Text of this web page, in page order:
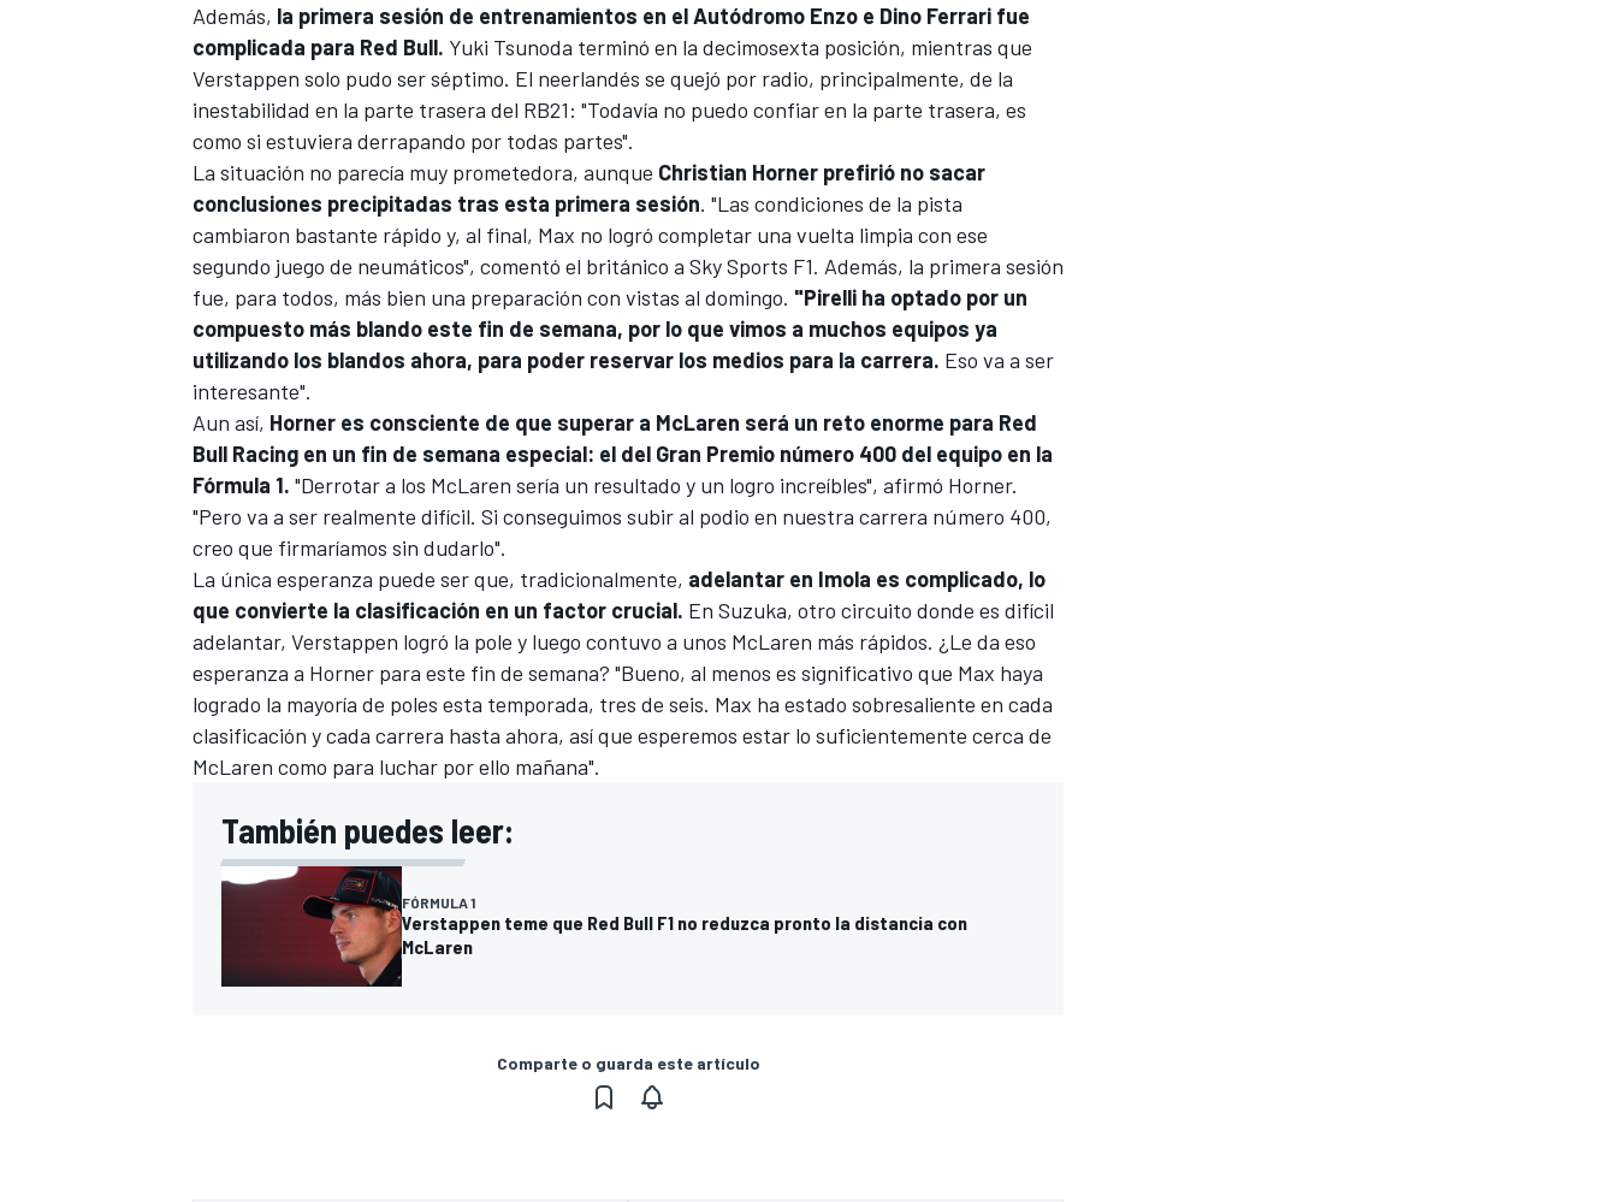
MÁS CATEGORÍAS
Además, la primera sesión de entrenamientos en el Autódromo Enzo e Dino Ferrari fue
complicada para Red Bull. Yuki Tsunoda terminó en la decimosexta posición, mientras que
Verstappen solo pudo ser séptimo. El neerlandés se quejó por radio, principalmente, de la
inestabilidad en la parte trasera del RB21: "Todavía no puedo confiar en la parte trasera, es
como si estuviera derrapando por todas partes".
La situación no parecía muy prometedora, aunque Christian Horner prefirió no sacar
conclusiones precipitadas tras esta primera sesión. "Las condiciones de la pista
cambiaron bastante rápido y, al final, Max no logró completar una vuelta limpia con ese
segundo juego de neumáticos", comentó el británico a Sky Sports F1. Además, la primera sesión
fue, para todos, más bien una preparación con vistas al domingo. "Pirelli ha optado por un
compuesto más blando este fin de semana, por lo que vimos a muchos equipos ya
utilizando los blandos ahora, para poder reservar los medios para la carrera. Eso va a ser
interesante".
Aun así, Horner es consciente de que superar a McLaren será un reto enorme para Red
Bull Racing en un fin de semana especial: el del Gran Premio número 400 del equipo en la
Fórmula 1. "Derrotar a los McLaren sería un resultado y un logro increíbles", afirmó Horner.
"Pero va a ser realmente difícil. Si conseguimos subir al podio en nuestra carrera número 400,
creo que firmaríamos sin dudarlo".
La única esperanza puede ser que, tradicionalmente, adelantar en Imola es complicado, lo
que convierte la clasificación en un factor crucial. En Suzuka, otro circuito donde es difícil
adelantar, Verstappen logró la pole y luego contuvo a unos McLaren más rápidos. ¿Le da eso
esperanza a Horner para este fin de semana? "Bueno, al menos es significativo que Max haya
logrado la mayoría de poles esta temporada, tres de seis. Max ha estado sobresaliente en cada
clasificación y cada carrera hasta ahora, así que esperemos estar lo suficientemente cerca de
McLaren como para luchar por ello mañana".
También puedes leer:
FÓRMULA 1
Verstappen teme que Red Bull F1 no reduzca pronto la distancia con
McLaren
Comparte o guarda este artículo